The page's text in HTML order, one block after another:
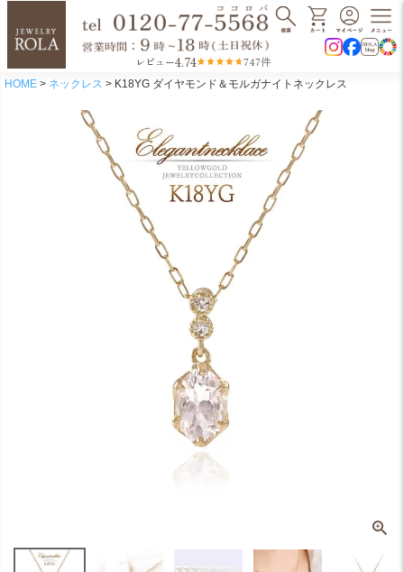
レビュー4.74 747件
HOME ネックレス K18YG ダイヤモンド＆モルガナイトネックレス